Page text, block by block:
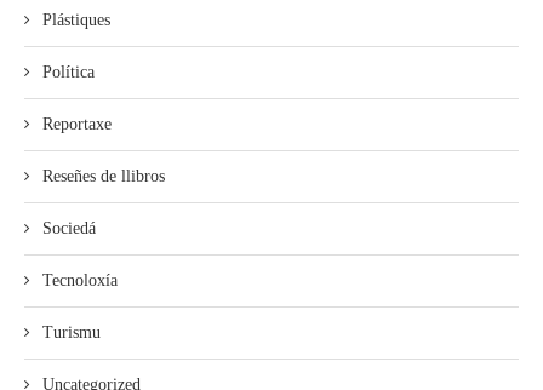
Plástiques
Política
Reportaxe
Reseñes de llibros
Sociedá
Tecnoloxía
Turismu
Uncategorized